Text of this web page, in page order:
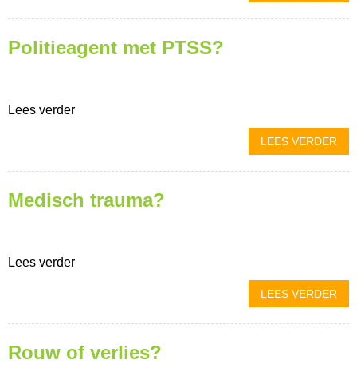
Politieagent met PTSS?
Lees verder
LEES VERDER
Medisch trauma?
Lees verder
LEES VERDER
Rouw of verlies?